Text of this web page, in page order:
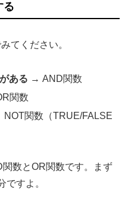
る
てください。
ある → AND関数
関数
NOT関数（TRUE/FALSE
数とOR関数です。まず
ですよ。